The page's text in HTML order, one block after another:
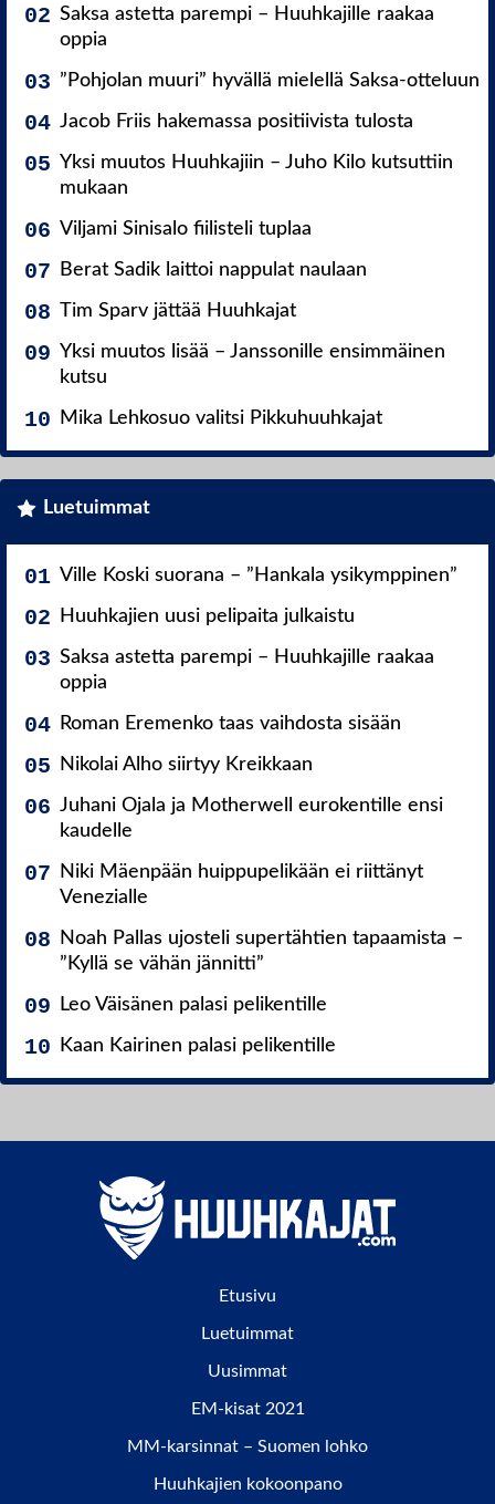
Saksa astetta parempi – Huuhkajille raakaa
oppia
”Pohjolan muuri” hyvällä mielellä Saksa-otteluun
Jacob Friis hakemassa positiivista tulosta
Yksi muutos Huuhkajiin – Juho Kilo kutsuttiin
mukaan
Viljami Sinisalo fiilisteli tuplaa
Berat Sadik laittoi nappulat naulaan
Tim Sparv jättää Huuhkajat
Yksi muutos lisää – Janssonille ensimmäinen
kutsu
Mika Lehkosuo valitsi Pikkuhuuhkajat
Luetuimmat
Ville Koski suorana – ”Hankala ysikymppinen”
Huuhkajien uusi pelipaita julkaistu
Saksa astetta parempi – Huuhkajille raakaa
oppia
Roman Eremenko taas vaihdosta sisään
Nikolai Alho siirtyy Kreikkaan
Juhani Ojala ja Motherwell eurokentille ensi
kaudelle
Niki Mäenpään huippupelikään ei riittänyt
Venezialle
Noah Pallas ujosteli supertähtien tapaamista –
”Kyllä se vähän jännitti”
Leo Väisänen palasi pelikentille
Kaan Kairinen palasi pelikentille
Etusivu
Luetuimmat
Uusimmat
EM-kisat 2021
MM-karsinnat – Suomen lohko
Huuhkajien kokoonpano